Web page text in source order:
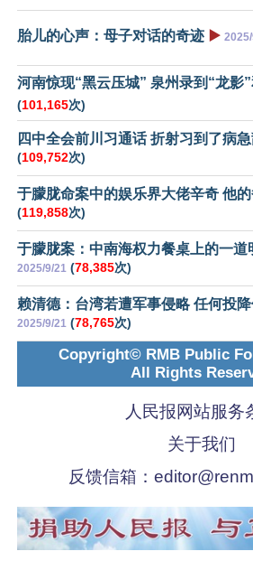
胎儿的心声：母子对话的奇迹 ▶️
河南惊现“黑云压城” 泉州录到“龙影
(101,165次)
四中全会前川习通话 折射习到了病
(109,752次)
于朦胧命案中的娱乐界大佬辛奇 他
(119,858次)
于朦胧案：中南海权力餐桌上的一道
2025/9/21 (78,385次)
赖清德：台湾若遭军事侵略 任何投
2025/9/21 (78,765次)
Copyright© RMB Public
All Rights
人民报网站服务
关于我们
反馈信箱：